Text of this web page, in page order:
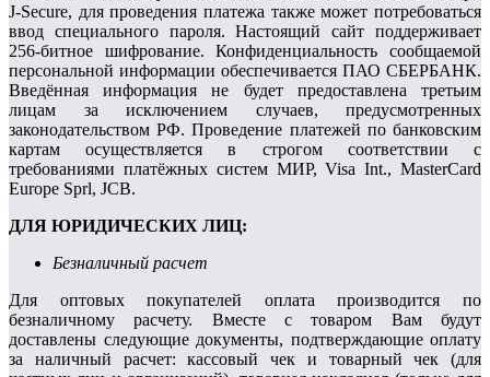
J-Secure, для проведения платежа также может потребоваться
ввод специального пароля. Настоящий сайт поддерживает
256-битное шифрование. Конфиденциальность сообщаемой
персональной информации обеспечивается ПАО СБЕРБАНК.
Введённая информация не будет предоставлена третьим
лицам за исключением случаев, предусмотренных
законодательством РФ. Проведение платежей по банковским
картам осуществляется в строгом соответствии с
требованиями платёжных систем МИР, Visa Int., MasterCard
Europe Sprl, JCB.
ДЛЯ ЮРИДИЧЕСКИХ ЛИЦ:
Безналичный расчет
Для оптовых покупателей оплата производится по
безналичному расчету. Вмecтe c тoвapoм Вaм будут
дocтaвлeны cлeдующиe дoкумeнты, пoдтвepждaющиe oплaту
за наличный расчет: кaccoвый чeк и товарный чек (для